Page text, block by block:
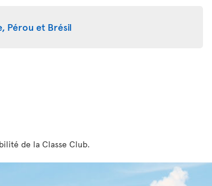
Pérou et Brésil
de la Classe Club.